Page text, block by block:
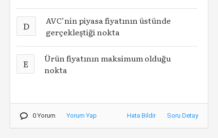
D
AVC’nin piyasa fiyatının üstünde
gerçekleştiği nokta
E
Ürün fiyatının maksimum olduğu
nokta
0 Yorum Yorum Yap Hata Bildir Soru Detay